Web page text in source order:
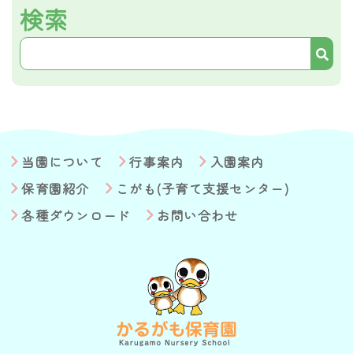
検索
当園について 行事案内
入園案内
保育園紹介
こがも(子育て支援センター)
各種ダウンロード
お問い合わせ